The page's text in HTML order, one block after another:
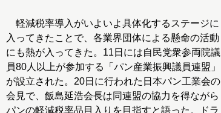
軽減税率導入がいよいよ具体化するステージに
入ってきたことで、各業界団体による懸命の活動
にも熱が入ってきた。11日には自民党衆参両院議
員80人以上が参加する「パン産業振興議員連盟」
が設立された。20日に行われた日本パン工業会の
会見で、飯島延浩会長は同連盟の協力を得ながら
パンの軽減税率品目入りを目指すと語った。ドラ